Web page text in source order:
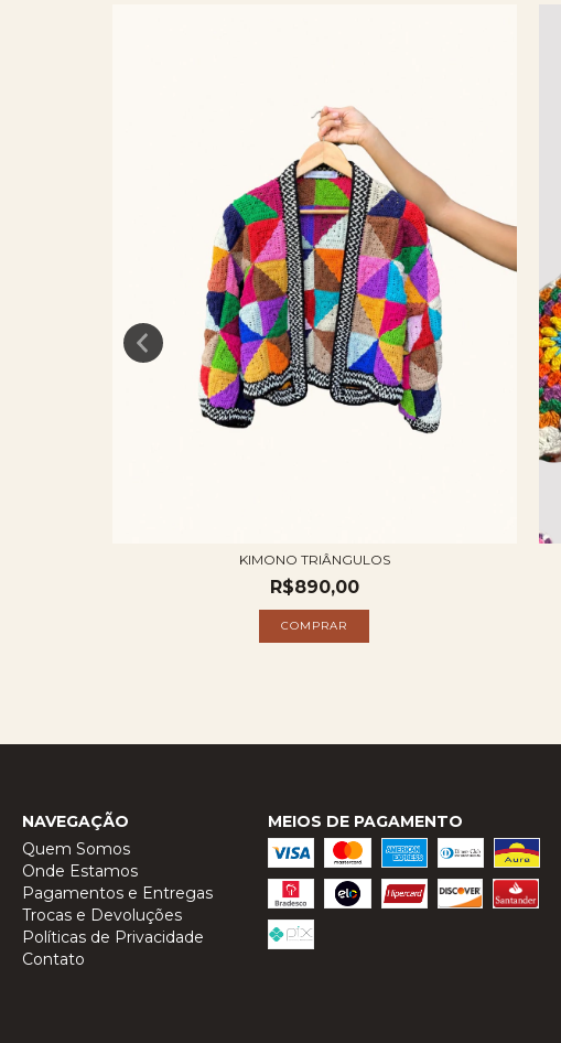
KIMONO TRIÂNGULOS
R$890,00
NAVEGAÇÃO
Quem Somos
Onde Estamos
Pagamentos e Entregas
Trocas e Devoluções
Políticas de Privacidade
Contato
MEIOS DE PAGAMENTO